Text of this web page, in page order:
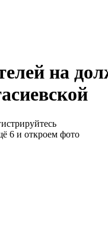
на
6 и откроем фото